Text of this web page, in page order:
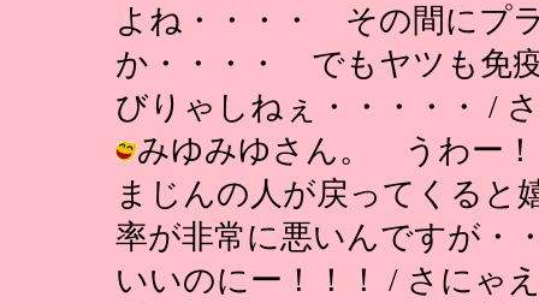
よね・・・・ その間にプ
か・・・・ でもヤツも免
びりゃしねぇ・・・・・ /
みゆみゆさん。 うわー！
まじんの人が戻ってくる
率が非常に悪いんですが
いいのにー！！！ / さにゃ